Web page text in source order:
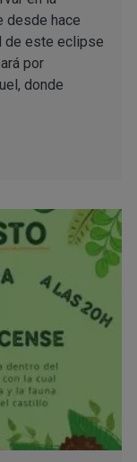
desde hace
de este eclipse
por
donde